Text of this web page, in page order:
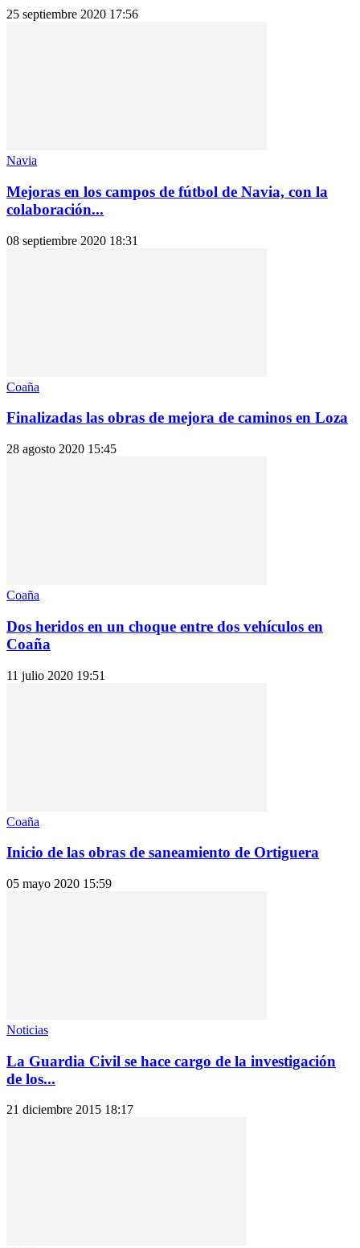
25 septiembre 2020 17:56
Navia
Mejoras en los campos de fútbol de Navia, con la
colaboración...
08 septiembre 2020 18:31
Coaña
Finalizadas las obras de mejora de caminos en Loza
28 agosto 2020 15:45
Coaña
Dos heridos en un choque entre dos vehículos en
Coaña
11 julio 2020 19:51
Coaña
Inicio de las obras de saneamiento de Ortiguera
05 mayo 2020 15:59
Noticias
La Guardia Civil se hace cargo de la investigación
de los...
21 diciembre 2015 18:17